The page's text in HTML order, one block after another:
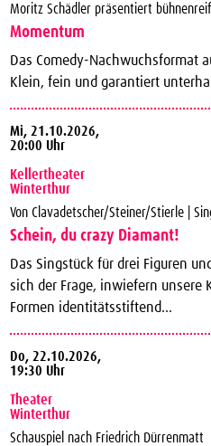
Moritz Schädler präsentiert
Momentum
Das Comedy-Nachwuchsformat
Klein, fein und garantiert
Mi, 21.10.2026,
20:00 Uhr
Kellertheater
Winterthur
Von Clavadetscher/Steiner/Stierle |
Schein, du crazy Diamant!
Das Singstück für drei Figuren
sich der Frage, inwiefern unsere
Formen identitätsstiftend...
Do, 22.10.2026,
19:30 Uhr
Theater
Winterthur
Schauspiel nach Friedrich Dürrenmatt